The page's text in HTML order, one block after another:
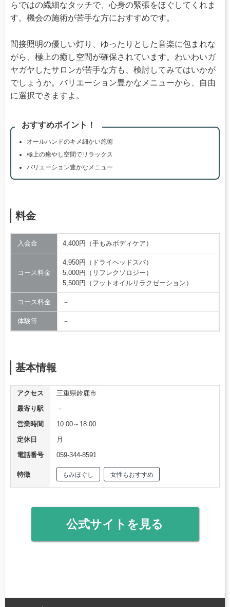
らではの繊細なタッチで、心身の緊張をほぐしてくれま
す。機会の施術が苦手な方におすすめです。
間接照明の優しい灯り、ゆったりとした音楽に包まれな
がら、極上の癒し空間が確保されています。わいわいガ
ヤガヤしたサロンが苦手な方も、検討してみてはいかが
でしょうか。バリエーション豊かなメニューから、自由
に選択できますよ。
おすすめポイント！
オールハンドのキメ細かい施術
極上の癒やし空間でリラックス
バリエーション豊かなメニュー
料金
入会金 4,400円（手もみボディケア）
コース料金
4,950円（ドライヘッドスパ）
5,000円（リフレクソロジー）
5,500円（フットオイルリラクゼーション）
コース料金 －
体験等 －
基本情報
アクセス
三重県鈴鹿市
最寄り駅
－
営業時間
10:00～18:00
定休日
月
電話番号
059-344-8591
特徴 もみほぐし 女性もおすすめ
公式サイトを見る